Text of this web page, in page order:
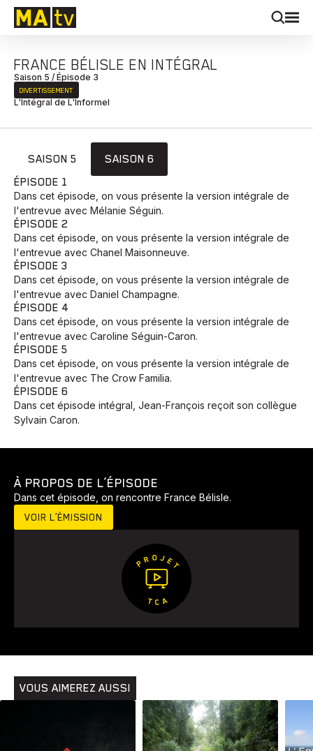
Voyage Yoga
FRANCE BÉLISLE EN INTÉGRAL
Saison 5 / Épisode 3
DIVERTISSEMENT
L'Intégral de L'Informel
SAISON 5
SAISON 6
ÉPISODE 1
Dans cet épisode, on vous présente la version intégrale de
l'entrevue avec Mélanie Séguin.
ÉPISODE 2
Dans cet épisode, on vous présente la version intégrale de
l'entrevue avec Chanel Maisonneuve.
ÉPISODE 3
Dans cet épisode, on vous présente la version intégrale de
l'entrevue avec Daniel Champagne.
ÉPISODE 4
Dans cet épisode, on vous présente la version intégrale de
l'entrevue avec Caroline Séguin-Caron.
ÉPISODE 5
Dans cet épisode, on vous présente la version intégrale de
l'entrevue avec The Crow Familia.
ÉPISODE 6
Dans cet épisode intégral, Jean-François reçoit son collègue
Sylvain Caron.
À PROPOS DE L’ÉPISODE
Dans cet épisode, on rencontre France Bélisle.
VOIR L’ÉMISSION
VOUS AIMEREZ AUSSI